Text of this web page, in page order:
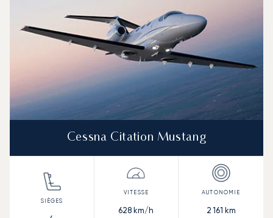
Cessna Citation Mustang
628 km/h 2 161 km